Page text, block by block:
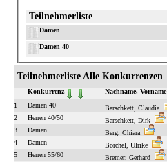
Teilnehmerliste
Damen
Damen 40
Teilnehmerliste Alle Konkurrenzen
Konkurrenz Nachname, Vorname
1
Damen 40 Barschkett, Claudia
2
Herren 40/50 Barschkett, Dirk
3
Damen Berg, Chiara
4
Damen Borchel, Ulrike
5
Herren 55/60 Bremer, Gerhard